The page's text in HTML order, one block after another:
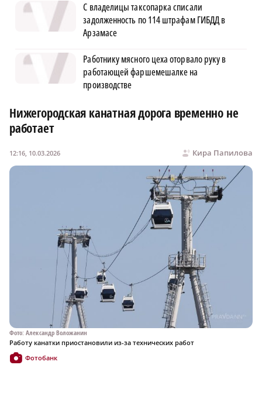
С владелицы таксопарка списали
задолженность по 114 штрафам ГИБДД в
Арзамасе
Работнику мясного цеха оторвало руку в
работающей фаршемешалке на
производстве
Нижегородская канатная дорога временно не
работает
Кира Папилова
12:16, 10.03.2026
Фото: Александр Воложанин
Работу канатки приостановили из-за технических работ
Фотобанк